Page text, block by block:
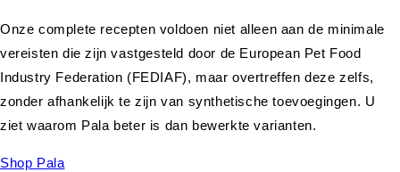
Onze complete recepten voldoen niet alleen aan de minimale
vereisten die zijn vastgesteld door de European Pet Food
Industry Federation (FEDIAF), maar overtreffen deze zelfs,
zonder afhankelijk te zijn van synthetische toevoegingen. U
ziet waarom Pala beter is dan bewerkte varianten.
Shop Pala